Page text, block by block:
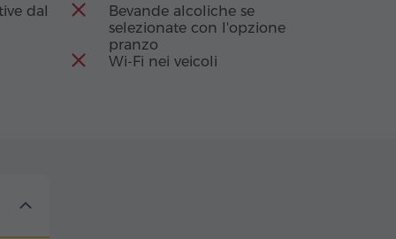
dal
Bevande alcoliche se
selezionate con l'opzione
pranzo
Wi-Fi nei veicoli